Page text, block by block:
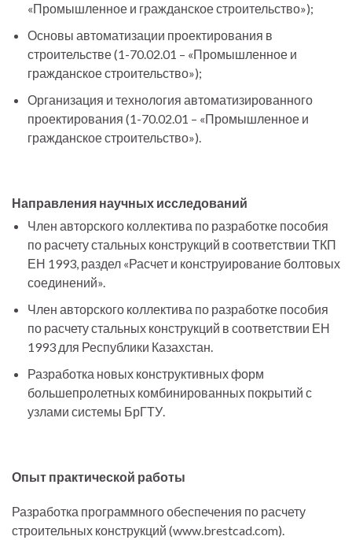
«Промышленное и гражданское строительство»);
Основы автоматизации проектирования в
строительстве (1-70.02.01 – «Промышленное и
гражданское строительство»);
Организация и технология автоматизированного
проектирования (1-70.02.01 – «Промышленное и
гражданское строительство»).
Направления научных исследований
Член авторского коллектива по разработке пособия
по расчету стальных конструкций в соответствии ТКП
ЕН 1993, раздел «Расчет и конструирование болтовых
соединений».
Член авторского коллектива по разработке пособия
по расчету стальных конструкций в соответствии ЕН
1993 для Республики Казахстан.
Разработка новых конструктивных форм
большепролетных комбинированных покрытий с
узлами системы БрГТУ.
Опыт практической работы
Разработка программного обеспечения по расчету
строительных конструкций (www.brestcad.com).